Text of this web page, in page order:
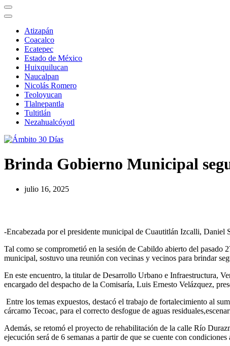
Atizapán
Coacalco
Ecatepec
Estado de México
Huixquilucan
Naucalpan
Nicolás Romero
Teoloyucan
Tlalnepantla
Tultitlán
Nezahualcóyotl
Brinda Gobierno Municipal
julio 16, 2025
-Encabezada por el presidente municipal de Cuautitlán Izcalli, Daniel
Tal como se comprometió en la sesión de Cabildo abierto del pasado
municipal, sostuvo una reunión con vecinas y vecinos para brindar
En este encuentro, la titular de Desarrollo Urbano e Infraestructura,
encargado del despacho de la Comisaría, Luis Ernesto Velázquez,
Entre los temas expuestos, destacó el trabajo de fortalecimiento al
cárcamo Tecoac, para el correcto desfogue de aguas
Además, se retomó el proyecto de rehabilitación de la calle Río
ejecución será de 6 semanas a partir de que se cuente con condiciones